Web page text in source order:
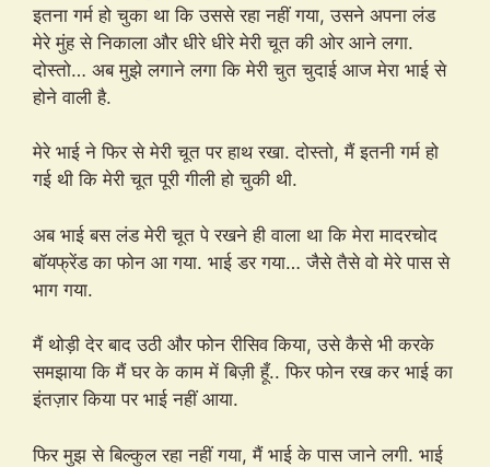
इतना गर्म हो चुका था कि उससे रहा नहीं गया, उसने अपना लंड
मेरे मुंह से निकाला और धीरे धीरे मेरी चूत की ओर आने लगा.
दोस्तो… अब मुझे लगाने लगा कि मेरी चुत चुदाई आज मेरा भाई से
होने वाली है.
मेरे भाई ने फिर से मेरी चूत पर हाथ रखा. दोस्तो, मैं इतनी गर्म हो
गई थी कि मेरी चूत पूरी गीली हो चुकी थी.
अब भाई बस लंड मेरी चूत पे रखने ही वाला था कि मेरा मादरचोद
बॉयफ्रेंड का फोन आ गया. भाई डर गया… जैसे तैसे वो मेरे पास से
भाग गया.
मैं थोड़ी देर बाद उठी और फोन रीसिव किया, उसे कैसे भी करके
समझाया कि मैं घर के काम में बिज़ी हूँ.. फिर फोन रख कर भाई का
इंतज़ार किया पर भाई नहीं आया.
फिर मुझ से बिल्कुल रहा नहीं गया, मैं भाई के पास जाने लगी. भाई